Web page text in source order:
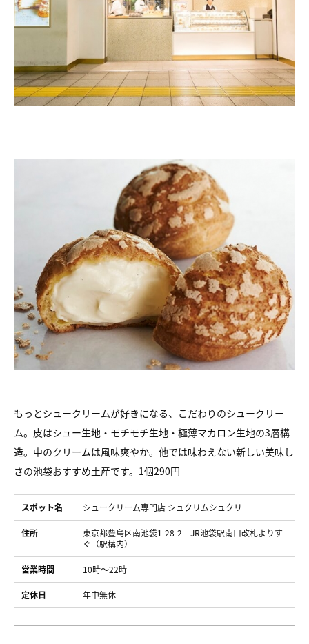
もっとシュークリームが好きになる、こだわりのシュークリー
ム。皮はシュー生地・モチモチ生地・極薄マカロン生地の3層構
造。中のクリームは風味爽やか。他では味わえない新しい美味し
さの池袋おすすめ土産です。1個290円
スポット名 シュークリーム専門店 シュクリムシュクリ
住所
東京都豊島区南池袋1-28-2 JR池袋駅南口改札よりす
ぐ（駅構内）
営業時間 10時～22時
定休日 年中無休